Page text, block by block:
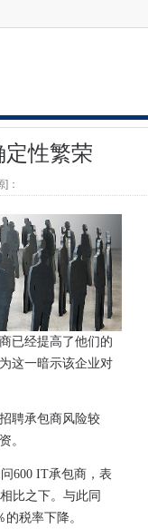
性繁荣
：
已经提高了他们的
这一暗示该企业对
聘承包商风险较
。
600 IT承包商，表
比之下。与此同
税率下降。